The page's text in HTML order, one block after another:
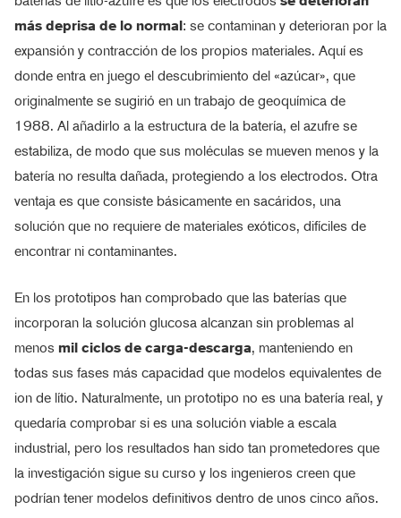
más deprisa de lo normal: se contaminan y deterioran por la
expansión y contracción de los propios materiales. Aquí es
donde entra en juego el descubrimiento del «azúcar», que
originalmente se sugirió en un trabajo de geoquímica de
1988. Al añadirlo a la estructura de la batería, el azufre se
estabiliza, de modo que sus moléculas se mueven menos y la
batería no resulta dañada, protegiendo a los electrodos. Otra
ventaja es que consiste básicamente en sacáridos, una
solución que no requiere de materiales exóticos, difíciles de
encontrar ni contaminantes.
En los prototipos han comprobado que las baterías que
incorporan la solución glucosa alcanzan sin problemas al
menos mil ciclos de carga-descarga, manteniendo en
todas sus fases más capacidad que modelos equivalentes de
ion de lítio. Naturalmente, un prototipo no es una batería real, y
quedaría comprobar si es una solución viable a escala
industrial, pero los resultados han sido tan prometedores que
la investigación sigue su curso y los ingenieros creen que
podrían tener modelos definitivos dentro de unos cinco años.